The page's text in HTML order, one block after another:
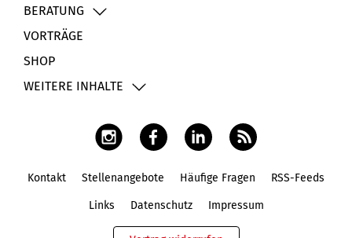
BERATUNG
VORTRÄGE
SHOP
WEITERE INHALTE
Kontakt Stellenangebote Häufige Fragen RSS-Feeds
Links Datenschutz Impressum